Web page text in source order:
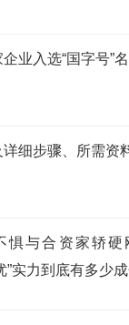
业入选“国字号”名
细步骤、所需资
惧与合资家轿硬
”实力到底有多少成